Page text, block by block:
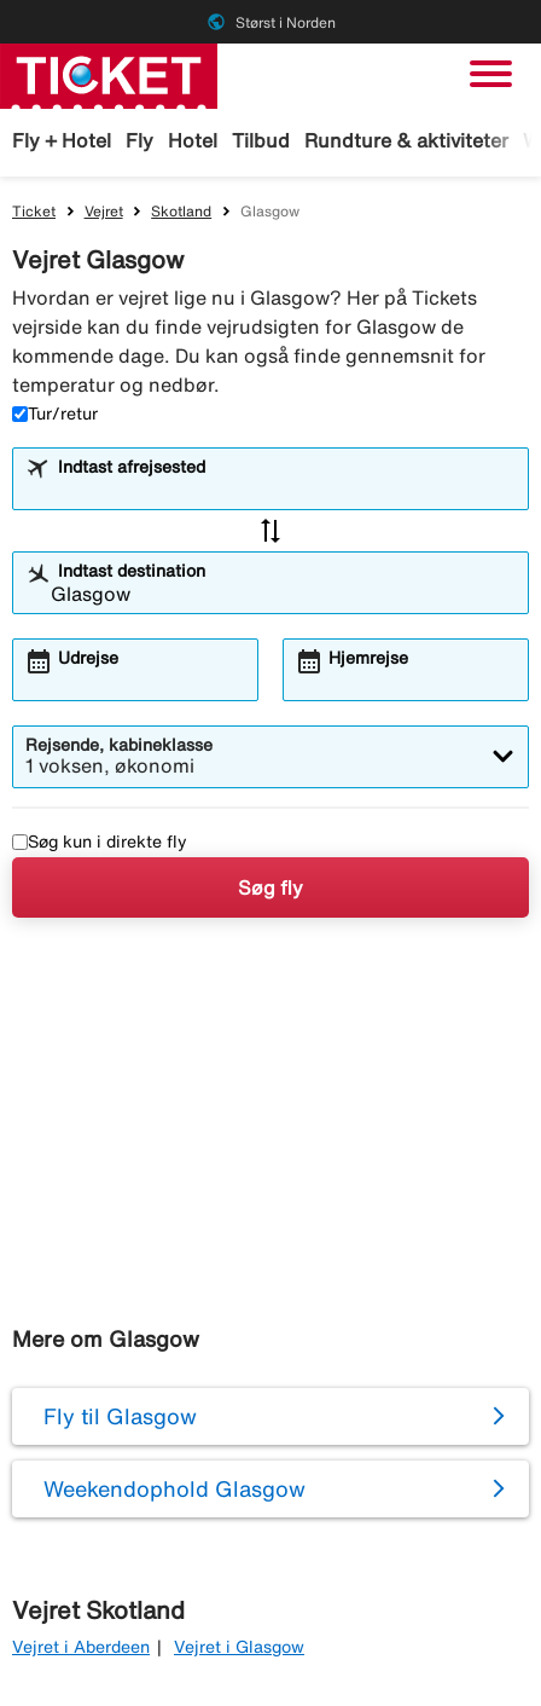
public Størst i Norden
Fly + Hotel Fly Hotel Tilbud Rundture & aktiviteter
Ticket Vejret Skotland Glasgow
Vejret Glasgow
Hvordan er vejret lige nu i Glasgow? Her på Tickets
vejrside kan du finde vejrudsigten for Glasgow de
kommende dage. Du kan også finde gennemsnit for
temperatur og nedbør.
Tur/retur
Indtast afrejsested
sync_alt
Indtast destination
Udrejse
calendar_month Hjemrejse
calendar_month
Rejsende, kabineklasse
1 voksen, økonomi
Søg kun i direkte fly
Søg fly
Mere om Glasgow
Fly til Glasgow
Weekendophold Glasgow
Vejret Skotland
Vejret i Aberdeen Vejret i Glasgow